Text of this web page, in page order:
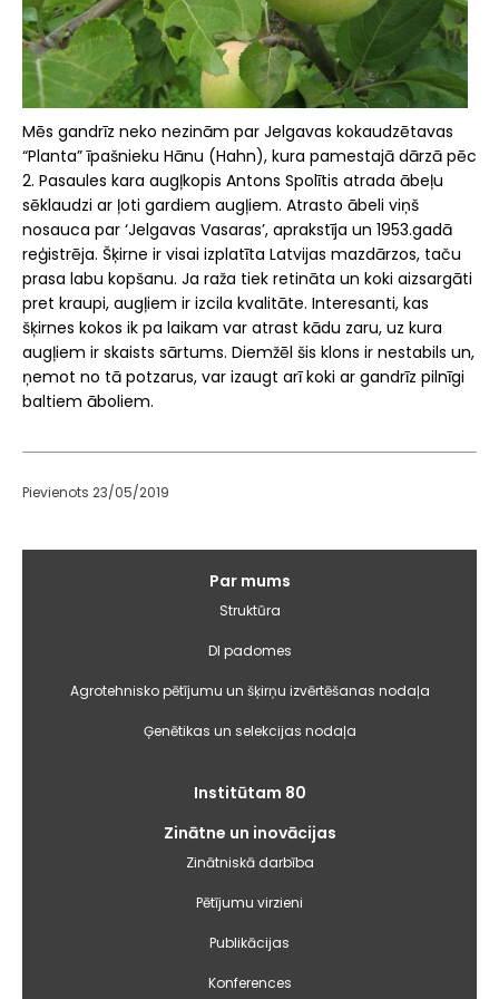
Mēs gandrīz neko nezinām par Jelgavas kokaudzētavas
“Planta” īpašnieku Hānu (Hahn), kura pamestajā dārzā pēc
2. Pasaules kara augļkopis Antons Spolītis atrada ābeļu
sēklaudzi ar ļoti gardiem augļiem. Atrasto ābeli viņš
nosauca par ‘Jelgavas Vasaras’, aprakstīja un 1953.gadā
reģistrēja. Šķirne ir visai izplatīta Latvijas mazdārzos, taču
prasa labu kopšanu. Ja raža tiek retināta un koki aizsargāti
pret kraupi, augļiem ir izcila kvalitāte. Interesanti, kas
šķirnes kokos ik pa laikam var atrast kādu zaru, uz kura
augļiem ir skaists sārtums. Diemžēl šis klons ir nestabils un,
ņemot no tā potzarus, var izaugt arī koki ar gandrīz pilnīgi
baltiem āboliem.
Pievienots 23/05/2019
Par mums
Struktūra
DI padomes
Agrotehnisko pētījumu un šķirņu izvērtēšanas nodaļa
Ģenētikas un selekcijas nodaļa
Institūtam 80
Zinātne un inovācijas
Zinātniskā darbība
Pētījumu virzieni
Publikācijas
Konferences